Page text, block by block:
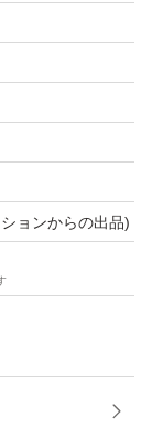
ョンからの出品)